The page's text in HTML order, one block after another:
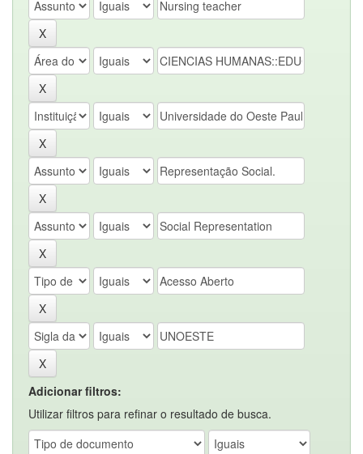
Adicionar filtros:
Utilizar filtros para refinar o resultado de busca.